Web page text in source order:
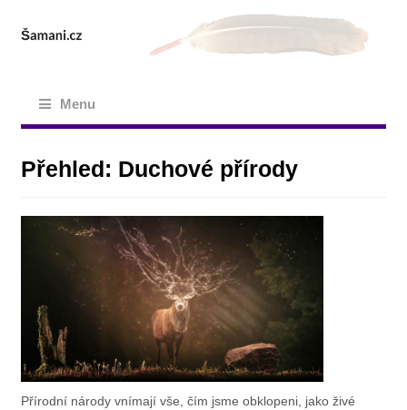
Menu
Přehled: Duchové přírody
Přírodní národy vnímají vše, čím jsme obklopeni, jako živé